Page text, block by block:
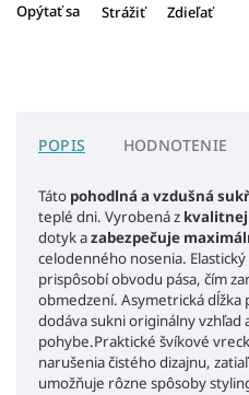
Opýtať sa Strážiť Zdieľať
POPIS HODNOTENIE
Táto pohodlná a vzdušná
teplé dni. Vyrobená z
dotyk azabezpečuje
celodenného nosenia.
prispôsobí obvodu pása, čím
obmedzení. Asymetrická dĺžka
dodáva sukni originálny vzhľad
pohybe.Praktické švíkové
narušenia čistého dizajnu,
umožňuje rôzne spôsoby